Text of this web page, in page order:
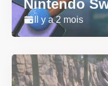
Nintendo
Il y a 2 mois